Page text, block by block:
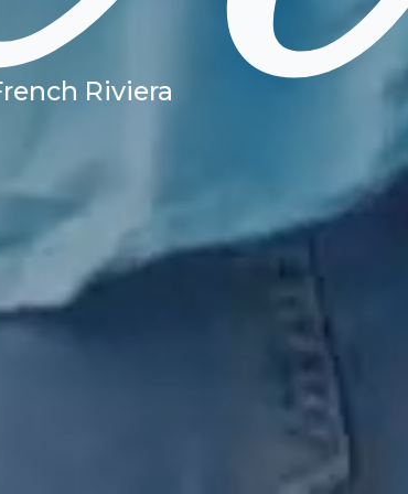
Riviera